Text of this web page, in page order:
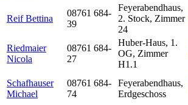
Reif Bettina
08761 684-
39
Feyerabendhaus,
2. Stock, Zimmer
24
Riedmaier
Nicola
08761 684-
27
Huber-Haus, 1.
OG, Zimmer
H1.1
Schafhauser
Michael
08761 684-
74
Feyerabendhaus,
Erdgeschoss